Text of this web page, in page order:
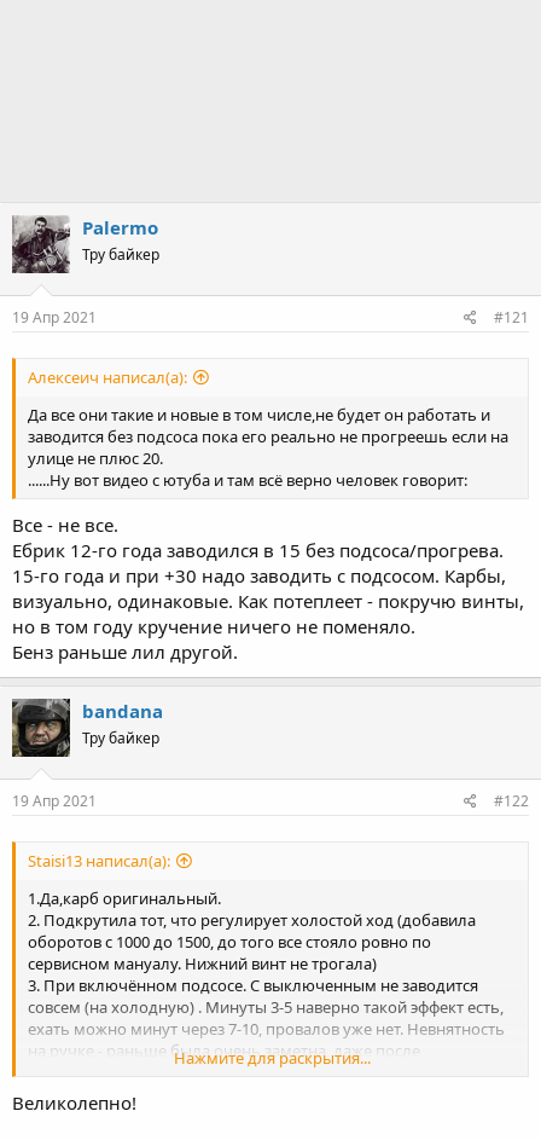
Palermo
Тру байкер
19 Апр 2021 #121
Алексеич написал(а):
Да все они такие и новые в том числе,не будет он работать и
заводится без подсоса пока его реально не прогреешь если на
улице не плюс 20.
......Ну вот видео с ютуба и там всё верно человек говорит:
Все - не все.
Ебрик 12-го года заводился в 15 без подсоса/прогрева.
15-го года и при +30 надо заводить с подсосом. Карбы,
визуально, одинаковые. Как потеплеет - покручю винты,
но в том году кручение ничего не поменяло.
Бенз раньше лил другой.
bandana
Тру байкер
19 Апр 2021 #122
Staisi13 написал(а):
1.Да,карб оригинальный.
2. Подкрутила тот, что регулирует холостой ход (добавила
оборотов с 1000 до 1500, до того все стояло ровно по
сервисном мануалу. Нижний винт не трогала)
3. При включённом подсосе. С выключенным не заводится
совсем (на холодную) . Минуты 3-5 наверно такой эффект есть,
ехать можно минут через 7-10, провалов уже нет. Невнятность
на ручке - раньше была очень заметна, даже после
регулировки карба у официалов в Ямахе. Перед зимовкой
проверили метки ГРМ с товарищем, чуть подправили на один
зубчик и выставили карб по мануалу. Зазор клапанов
Нажмите для раскрытия...
Великолепно!